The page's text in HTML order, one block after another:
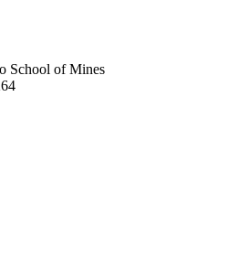
School of Mines